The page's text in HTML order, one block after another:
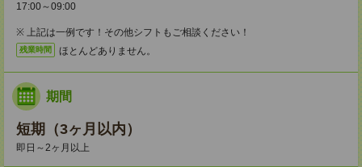
17:00～09:00
※ 上記は一例です！その他シフトもご相談ください！
残業時間 ほとんどありません。
期間
短期（3ヶ月以内）
即日～2ヶ月以上